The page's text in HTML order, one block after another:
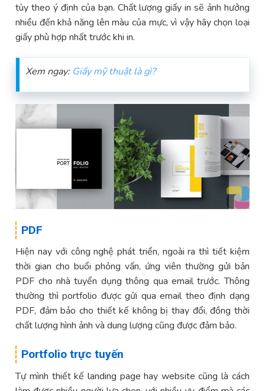
tùy theo ý định của bạn. Chất lượng giấy in sẽ ảnh hưởng
nhiều đến khả năng lên màu của mực, vì vậy hãy chọn loại
giấy phù hợp nhất trước khi in.
Xem ngay: Giấy mỹ thuật là gì?
PDF
Hiện nay với công nghệ phát triển, ngoài ra thì tiết kiệm
thời gian cho buổi phỏng vấn, ứng viên thường gửi bản
PDF cho nhà tuyển dụng thông qua email trước. Thông
thường thì portfolio được gửi qua email theo định dạng
PDF, đảm bảo cho thiết kế không bị thay đổi, đồng thời
chất lượng hình ảnh và dung lượng cũng được đảm bảo.
Portfolio trực tuyến
Tự mình thiết kế landing page hay website cũng là cách